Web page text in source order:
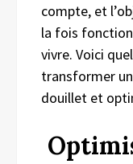
compte, et
la fois
vivre. Voici
transformer
douillet et